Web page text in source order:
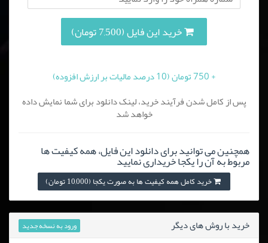
خرید این فایل (7,500 تومان)
+ 750 تومان (10 درصد مالیات بر ارزش افزوده)
پس از کامل شدن فرآیند خرید، لینک دانلود برای شما نمایش داده
خواهد شد
همچنین می توانید برای دانلود این فایل، همه کیفیت ها
مربوط به آن را یکجا خریداری نمایید
خرید کامل همه کیفیت ها به صورت یکجا (10,000 تومان)
خرید با روش های دیگر ورود به نسخه جدید